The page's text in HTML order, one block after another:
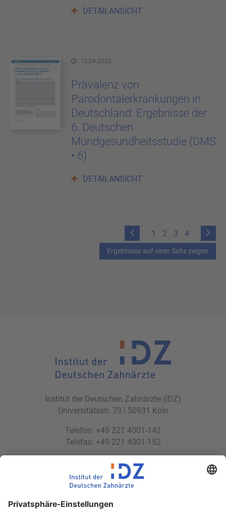
DETAILANSICHT
15.04.2025
Prävalenz von
Parodontalerkrankungen in
Deutschland: Ergebnisse der
6. Deutschen
Mundgesundheitsstudie (DMS
• 6)
DETAILANSICHT
1 2 3 4
Ergebnisse auf einer Seite zeigen
Institut der Deutschen Zahnärzte (IDZ)
Universitätsstr. 73 | 50931 Köln
Telefon: +49 221 4001-142
Telefax: +49 221 4001-152
idz(at)idz.institute
Web: www.idz.institute